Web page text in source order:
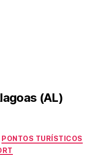
(AL)
Categorias
PONTOS TURÍSTICOS